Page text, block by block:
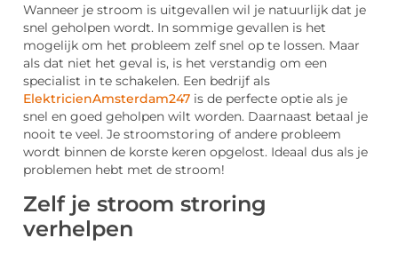
Wanneer je stroom is uitgevallen wil je natuurlijk dat je
snel geholpen wordt. In sommige gevallen is het
mogelijk om het probleem zelf snel op te lossen. Maar
als dat niet het geval is, is het verstandig om een
specialist in te schakelen. Een bedrijf als
ElektricienAmsterdam247 is de perfecte optie als je
snel en goed geholpen wilt worden. Daarnaast betaal je
nooit te veel. Je stroomstoring of andere probleem
wordt binnen de korste keren opgelost. Ideaal dus als je
problemen hebt met de stroom!
Zelf je stroom stroring
verhelpen